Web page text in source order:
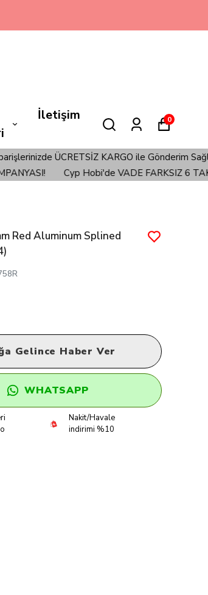
İletişim 0
KARGO ile Gönderim Sağlanmaktadır!
Cyp Hobi'de VADE FARKSIZ 6 TAKSİT
Red Aluminum Splined
Gelince Haber Ver
WHATSAPP
Nakit/Havale
indirimi %10